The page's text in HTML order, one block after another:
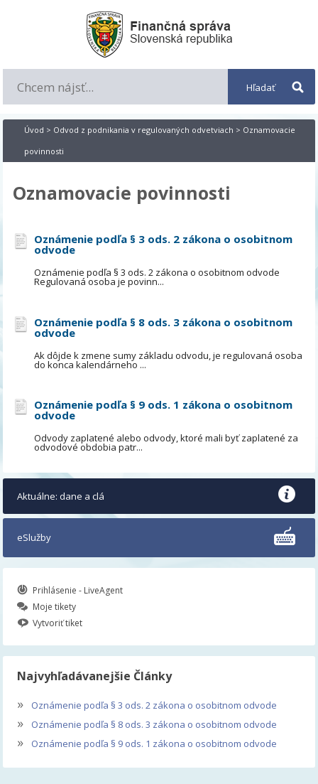
Úvod > Odvod z podnikania v regulovaných odvetviach > Oznamovacie
povinnosti
Oznamovacie povinnosti
Oznámenie podľa § 3 ods. 2 zákona o osobitnom
odvode
Oznámenie podľa § 3 ods. 2 zákona o osobitnom odvode
Regulovaná osoba je povinn...
Oznámenie podľa § 8 ods. 3 zákona o osobitnom
odvode
Ak dôjde k zmene sumy základu odvodu, je regulovaná osoba
do konca kalendárneho ...
Oznámenie podľa § 9 ods. 1 zákona o osobitnom
odvode
Odvody zaplatené alebo odvody, ktoré mali byť zaplatené za
odvodové obdobia patr...
Aktuálne: dane a clá
eSlužby
Prihlásenie - LiveAgent
Moje tikety
Vytvoriť tiket
Najvyhľadávanejšie Články
» Oznámenie podľa § 3 ods. 2 zákona o osobitnom odvode
» Oznámenie podľa § 8 ods. 3 zákona o osobitnom odvode
» Oznámenie podľa § 9 ods. 1 zákona o osobitnom odvode